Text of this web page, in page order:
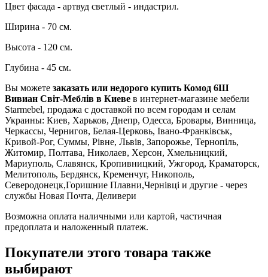
Цвет фасада - артвуд светлый - индастрил.
Ширина - 70 см.
Высота - 120 см.
Глубина - 45 см.
Вы можете заказать или недорого купить Комод 6Ш
Вивиан Світ-Меблів в Киеве в интернет-магазине мебели
Starmebel, продажа с доставкой по всем городам и селам
Украины: Киев, Харьков, Днепр, Одесса, Бровары, Винница,
Черкассы, Чернигов, Белая-Церковь, Івано-Франківськ,
Кривой-Рог, Суммы, Рівне, Львів, Запорожье, Тернопіль,
Житомир, Полтава, Николаев, Херсон, Хмельницкий,
Мариуполь, Славянск, Кропивницкий, Ужгород, Краматорск,
Мелитополь, Бердянск, Кременчуг, Никополь,
Северодонецк,Горишние Плавни,Чернівці и другие - через
службы Новая Почта, Деливери
Возможна оплата наличными или картой, частичная
предоплата и наложенный платеж.
Покупатели этого товара также
выбирают